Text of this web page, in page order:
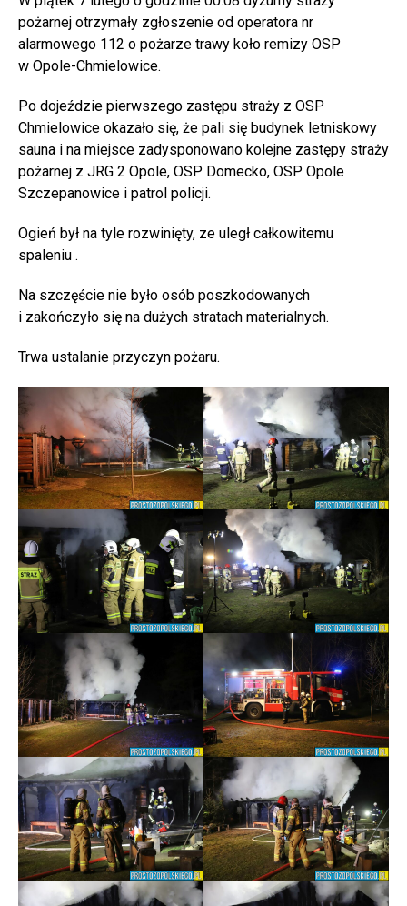
pożarnej otrzymały zgłoszenie od operatora nr
alarmowego 112 o pożarze trawy koło remizy OSP
w Opole-Chmielowice.
Po dojeździe pierwszego zastępu straży z OSP
Chmielowice okazało się, że pali się budynek letniskowy
sauna i na miejsce zadysponowano kolejne zastępy straży
pożarnej z JRG 2 Opole, OSP Domecko, OSP Opole
Szczepanowice i patrol policji.
Ogień był na tyle rozwinięty, ze uległ całkowitemu
spaleniu .
Na szczęście nie było osób poszkodowanych
i zakończyło się na dużych stratach materialnych.
Trwa ustalanie przyczyn pożaru.